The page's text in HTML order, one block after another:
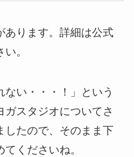
ります。詳細は公式
。
ない・・・！」という
ガスタジオについてさ
したので、そのまま下
くださいね。